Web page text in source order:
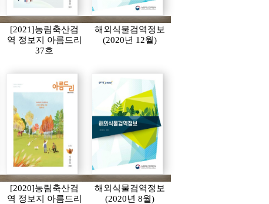
[2021]농림축산검
역 정보지 아름드리
37호
해외식물검역정보
(2020년 12월)
[2020]농림축산검
역 정보지 아름드리
해외식물검역정보
(2020년 8월)